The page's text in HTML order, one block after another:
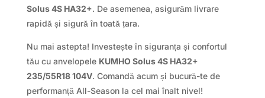
Solus 4S HA32+. De asemenea, asigurăm livrare
rapidă și sigură în toată țara.
Nu mai astepta! Investește în siguranța și confortul
tău cu anvelopele KUMHO Solus 4S HA32+
235/55R18 104V. Comandă acum și bucură-te de
performanță All-Season la cel mai înalt nivel!